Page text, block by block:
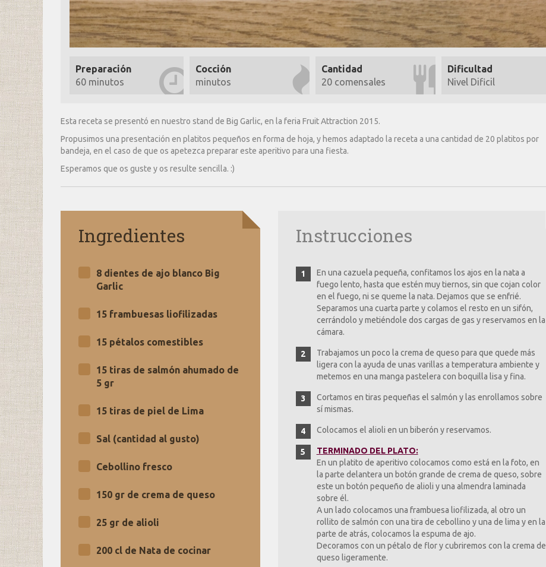
Preparación
60 minutos
Cocción
minutos
Cantidad
20 comensales
Dificultad
Nivel Dificil
Esta receta se presentó en nuestro stand de Big Garlic, en la feria Fruit Attraction 2015.
Propusimos una presentación en platitos pequeños en forma de hoja, y hemos adaptado la receta a una cantidad de 20 platitos por
bandeja, en el caso de que os apetezca preparar este aperitivo para una fiesta.
Esperamos que os guste y os resulte sencilla. :)
Ingredientes
8 dientes de ajo blanco Big
Garlic
15 frambuesas liofilizadas
15 pétalos comestibles
15 tiras de salmón ahumado de
5 gr
15 tiras de piel de Lima
Sal (cantidad al gusto)
Cebollino fresco
150 gr de crema de queso
25 gr de alioli
200 cl de Nata de cocinar
Instrucciones
En una cazuela pequeña, confitamos los ajos en la nata a
fuego lento, hasta que estén muy tiernos, sin que cojan color
en el fuego, ni se queme la nata. Dejamos que se enfrié.
Separamos una cuarta parte y colamos el resto en un sifón,
cerrándolo y metiéndole dos cargas de gas y reservamos en la
cámara.
Trabajamos un poco la crema de queso para que quede más
ligera con la ayuda de unas varillas a temperatura ambiente y
metemos en una manga pastelera con boquilla lisa y fina.
Cortamos en tiras pequeñas el salmón y las enrollamos sobre
sí mismas.
Colocamos el alioli en un biberón y reservamos.
TERMINADO DEL PLATO:
En un platito de aperitivo colocamos como está en la foto, en
la parte delantera un botón grande de crema de queso, sobre
este un botón pequeño de alioli y una almendra laminada
sobre él.
A un lado colocamos una frambuesa liofilizada, al otro un
rollito de salmón con una tira de cebollino y una de lima y en la
parte de atrás, colocamos la espuma de ajo.
Decoramos con un pétalo de flor y cubriremos con la crema de
queso ligeramente.